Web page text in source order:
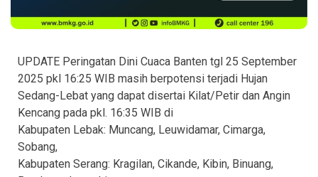
UPDATE Peringatan Dini Cuaca Banten tgl 25 September
2025 pkl 16:25 WIB masih berpotensi terjadi Hujan
Sedang-Lebat yang dapat disertai Kilat/Petir dan Angin
Kencang pada pkl. 16:35 WIB di
Kabupaten Lebak: Muncang, Leuwidamar, Cimarga,
Sobang,
Kabupaten Serang: Kragilan, Cikande, Kibin, Binuang,